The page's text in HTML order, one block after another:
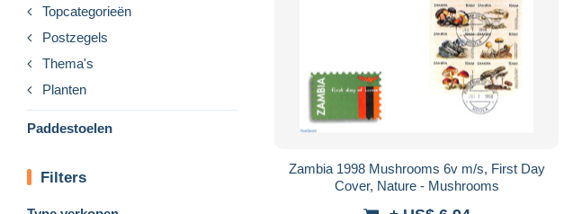
Topcategorieën
Postzegels
Thema's
Planten
Paddestoelen
Filters
Zambia 1998 Mushrooms 6v m/s, First Day
Cover, Nature - Mushrooms